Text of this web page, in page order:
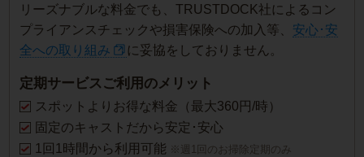
リーズナブルな料金でも、TRUSTDOCK社によるコン
プライアンスチェックや損害保険への加入等、 安心･安
全への取り組み
に妥協をしておりません。
定期サービスご利用のメリット
スポットよりお得な料金（最大360円/時）
固定のキャストだから安定･安心
1回1時間から利用可能 ※週1回のお掃除定期のみ